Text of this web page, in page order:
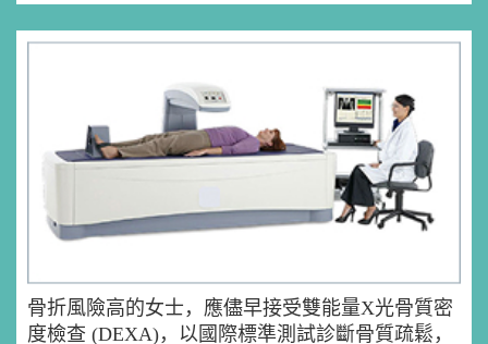
骨折風險高的女士，應儘早接受雙能量X光骨質密
度檢查 (DEXA)，以國際標準測試診斷骨質疏鬆，